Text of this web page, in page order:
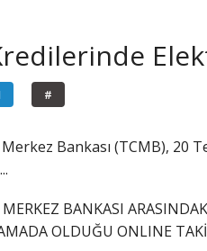
#
Bankası (TCMB), 20
BANKASI
OLDUĞU ONLINE